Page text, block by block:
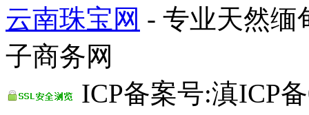
云南珠宝网 - 专业天然缅
子商务网
ICP备案号:滇ICP